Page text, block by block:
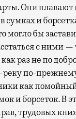
Они плавают
сумках и
могло бы
с ними —
раз не по
по-
как
и борсеток. В
трудовых